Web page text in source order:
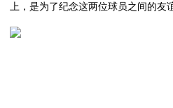
上，是为了纪念这两位球员之间的友